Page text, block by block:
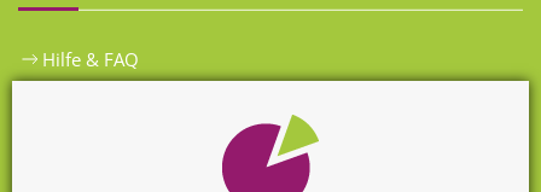
Hilfe & FAQ